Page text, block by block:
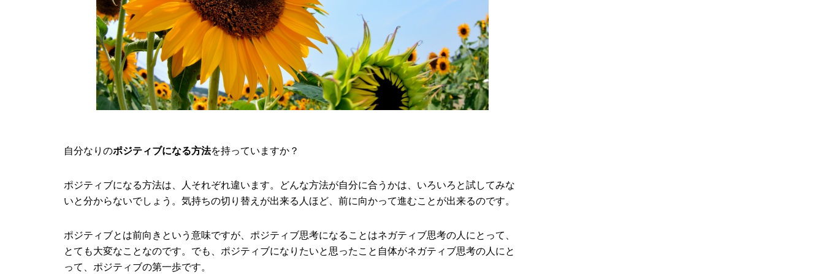
自分なりのポジティブになる方法を持っていますか？
ポジティブになる方法は、人それぞれ違います。どんな方法が自分に合うかは、いろいろと試してみな
いと分からないでしょう。気持ちの切り替えが出来る人ほど、前に向かって進むことが出来るのです。
ポジティブとは前向きという意味ですが、ポジティブ思考になることはネガティブ思考の人にとって、
とても大変なことなのです。でも、ポジティブになりたいと思ったこと自体がネガティブ思考の人にと
って、ポジティブの第一歩です。